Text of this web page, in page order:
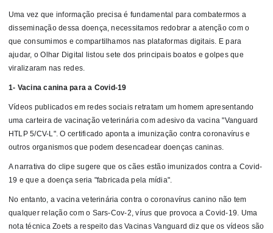
Uma vez que informação precisa é fundamental para combatermos a
disseminação dessa doença, necessitamos redobrar a atenção com o
que consumimos e compartilhamos nas plataformas digitais. E para
ajudar, o Olhar Digital listou sete dos principais boatos e golpes que
viralizaram nas redes.
1- Vacina canina para a Covid-19
Vídeos publicados em redes sociais retratam um homem apresentando
uma carteira de vacinação veterinária com adesivo da vacina "Vanguard
HTLP 5/CV-L". O certificado aponta a imunização contra coronavírus e
outros organismos que podem desencadear doenças caninas.
A narrativa do clipe sugere que os cães estão imunizados contra a Covid-
19 e que a doença seria "fabricada pela mídia".
No entanto, a vacina veterinária contra o coronavírus canino não tem
qualquer relação com o Sars-Cov-2, vírus que provoca a Covid-19. Uma
nota técnica Zoets a respeito das Vacinas Vanguard diz que os vídeos são